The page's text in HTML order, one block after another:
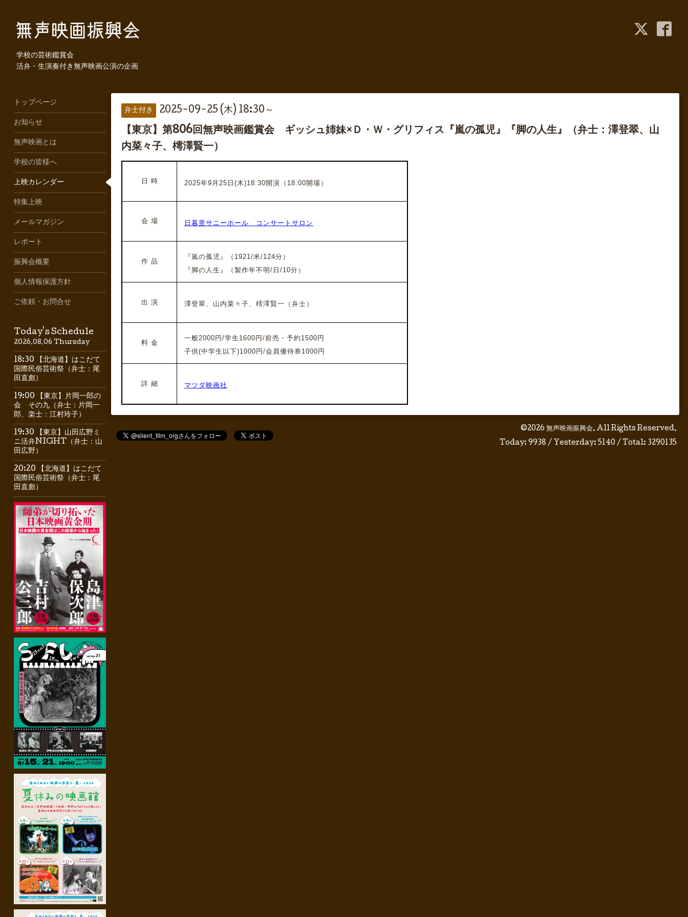
学校の芸術鑑賞会
活弁・生演奏付き無声映画公演の企画
弁士付き 2025-09-25 (木) 18:30～
【東京】第806回無声映画鑑賞会 ギッシュ姉妹×Ｄ・Ｗ・グリフィス『嵐の孤児』『脚の人生』（弁士：澤登翠、山
内菜々子、樗澤賢一）
日 時 2025年9月25日(木)18:30開演（18:00開場）
会 場 日暮里サニーホール コンサートサロン
作 品
『嵐の孤児』
（1921/米/124分）
『脚の人生』（製作年不明/日/10分）
出 演 澤登翠、山内菜々子、樗澤賢一（弁士）
料 金
一般2000円/学生1600円/前売・予約1500円
子供(中学生以下)1000円/会員優待券1000円
詳 細 マツダ映画社
©2026 無声映画振興会. All Rights Reserved.
Today: 9938 / Yesterday: 5140 / Total: 3290135
トップページ
お知らせ
無声映画とは
学校の皆様へ
上映カレンダー
特集上映
メールマガジン
レポート
振興会概要
個人情報保護方針
ご依頼・お問合せ
Today's Schedule
2026.08.06 Thursday
18:30 【北海道】はこだて
国際民俗芸術祭（弁士：尾
田直彪）
19:00 【東京】片岡一郎の
会 その九（弁士：片岡一
郎、楽士：江村玲子）
19:30 【東京】山田広野ミ
ニ活弁NIGHT（弁士：山
田広野）
20:20 【北海道】はこだて
国際民俗芸術祭（弁士：尾
田直彪）